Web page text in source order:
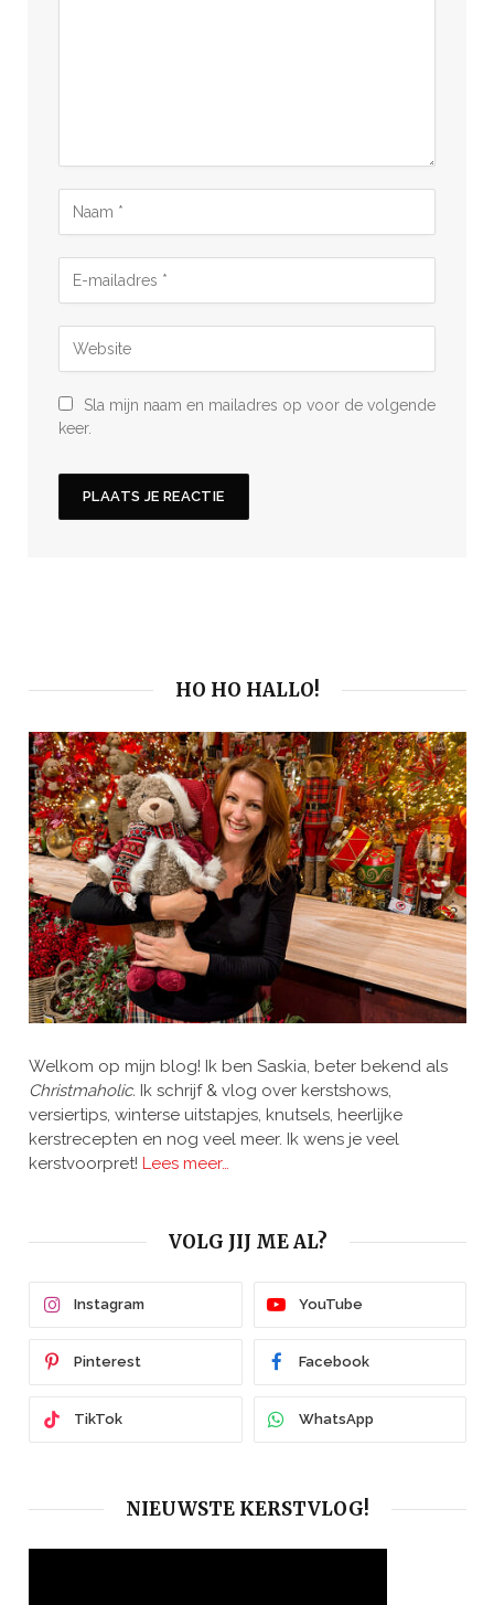
Sla mijn naam en mailadres op voor de volgende
keer.
HO HO HALLO!
Welkom op mijn blog! Ik ben Saskia, beter bekend als
Christmaholic. Ik schrijf & vlog over kerstshows,
versiertips, winterse uitstapjes, knutsels, heerlijke
kerstrecepten en nog veel meer. Ik wens je veel
kerstvoorpret! Lees meer…
VOLG JIJ ME AL?
Instagram YouTube
Pinterest Facebook
TikTok WhatsApp
NIEUWSTE KERSTVLOG!